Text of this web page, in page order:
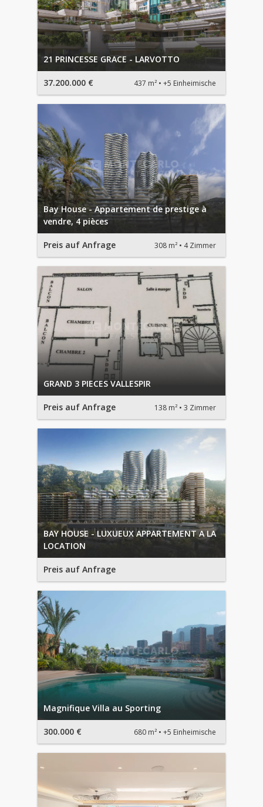
21 PRINCESSE GRACE - LARVOTTO
37.200.000 € 437 m² +5 Einheimische
Bay House - Appartement de prestige à
vendre, 4 pièces
Preis auf Anfrage 308 m² 4 Zimmer
GRAND 3 PIECES VALLESPIR
Preis auf Anfrage 138 m² 3 Zimmer
BAY HOUSE - LUXUEUX APPARTEMENT A LA
LOCATION
Preis auf Anfrage
Magnifique Villa au Sporting
300.000 € 680 m² +5 Einheimische